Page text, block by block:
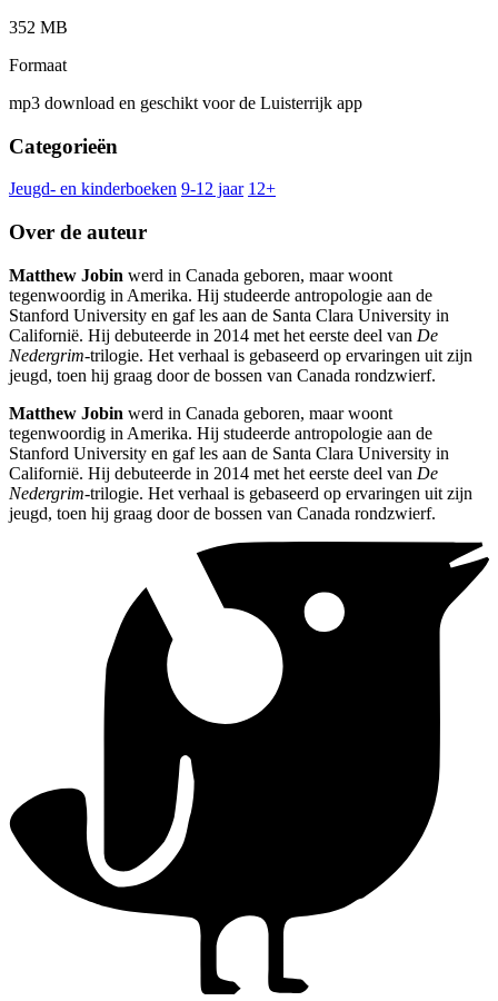
352 MB
Formaat
mp3 download en geschikt voor de Luisterrijk app
Categorieën
Jeugd- en kinderboeken 9-12 jaar 12+
Over de auteur
Matthew Jobin werd in Canada geboren, maar woont
tegenwoordig in Amerika. Hij studeerde antropologie aan de
Stanford University en gaf les aan de Santa Clara University in
Californië. Hij debuteerde in 2014 met het eerste deel van De
Nedergrim-trilogie. Het verhaal is gebaseerd op ervaringen uit zijn
jeugd, toen hij graag door de bossen van Canada rondzwierf.
Matthew Jobin werd in Canada geboren, maar woont
tegenwoordig in Amerika. Hij studeerde antropologie aan de
Stanford University en gaf les aan de Santa Clara University in
Californië. Hij debuteerde in 2014 met het eerste deel van De
Nedergrim-trilogie. Het verhaal is gebaseerd op ervaringen uit zijn
jeugd, toen hij graag door de bossen van Canada rondzwierf.